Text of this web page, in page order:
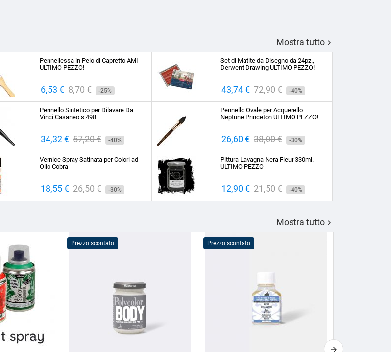
Mostra tutto 
Pennellessa in Pelo di Capretto AMI
ULTIMO PEZZO!
Prezzo
6,53 € Prezzo
base
8,70 € -25%
Set di Matite da Disegno da 24pz.,
Derwent Drawing ULTIMO PEZZO!
Prezzo
43,74 € Prezzo
base
72,90 € -40%
Pennello Sintetico per Dilavare Da
Vinci Casaneo s.498
Prezzo
34,32 € Prezzo
base
57,20 € -40%
Pennello Ovale per Acquerello
Neptune Princeton ULTIMO PEZZO!
Prezzo
26,60 € Prezzo
base
38,00 € -30%
Vernice Spray Satinata per Colori ad
Olio Cobra
Prezzo
18,55 € Prezzo
base
26,50 € -30%
Pittura Lavagna Nera Fleur 330ml.
ULTIMO PEZZO
Prezzo
12,90 € Prezzo
base
21,50 € -40%
Mostra tutto 
Prezzo scontato Prezzo scontato